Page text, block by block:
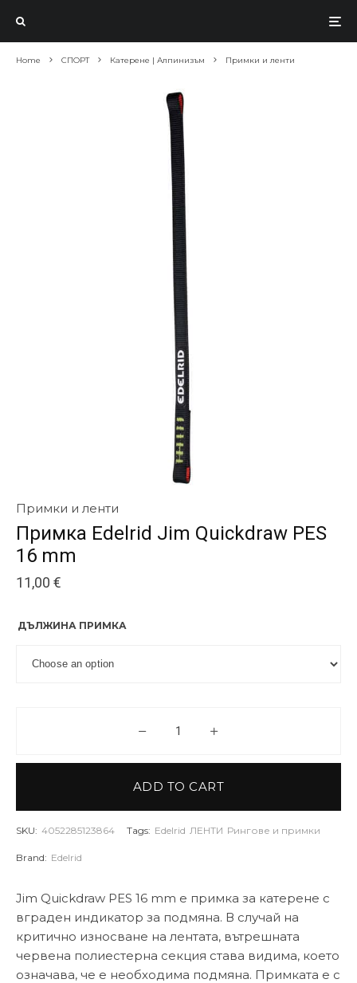
Home СПОРТ Катерене | Алпинизъм Примки и ленти
Примки и ленти
Примка Edelrid Jim Quickdraw PES
16 mm
11,00 €
Jim Quickdraw PES 16 mm е примка за катерене с
вграден индикатор за подмяна. В случай на
критично износване на лентата, вътрешната
червена полиестерна секция става видима, което
означава, че е необходима подмяна. Примката е с
ДЪЛЖИНА ПРИМКА
Примка Edelrid Jim Quickdraw
ADD TO CART
SKU: 4052285123864 Tags: Edelrid ЛЕНТИ Рингове и примки
Brand: Edelrid